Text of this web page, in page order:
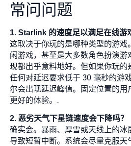
常问问题
1. Starlink 的速度足以满足在线游
这取决于你玩的是哪种类型的游戏
闲游戏，甚至是大多数角色扮演游
现都出乎意料地好。但如果你玩的
任何对延迟要求低于 30 毫秒的游
尔会出现延迟峰值。固定位置的用
更好的体验。.
2. 恶劣天气下星链速度会下降吗？
确实会。暴雨、厚雪或天线上的冰
导致短暂中断。系统会尽量克服天